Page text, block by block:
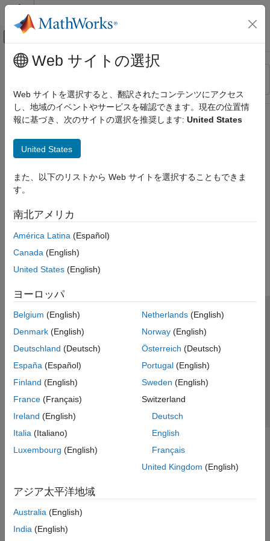
コンテンツへスキップ
オフキャンバス ナビゲーション メ
リソース
ステータス
メインコンテンツ
Web サイトの選択
Web サイトを選択すると、翻訳されたコンテンツにアクセス
し、地域のイベントやサービスを確認できます。現在の位置情
報に基づき、次のサイトの選択を推奨します: United States
United States
また、以下のリストから Web サイトを選択することもできま
す。
南北アメリカ
América Latina (Español)
Canada (English)
United States (English)
ヨーロッパ
Belgium (English)
Denmark (English)
Deutschland (Deutsch)
España (Español)
Finland (English)
France (Français)
Ireland (English)
Italia (Italiano)
Luxembourg (English)
Netherlands(English)
Norway(English)
Österreich (Deutsch)
Portugal(English)
Sweden (English)
Switzerland
Deutsch
English
Français
United Kingdom (English)
アジア太平洋地域
Australia (English)
India (English)
トラストセンター
プライバシー ポリシー
違法コピー防止
アプリケーション ステータス
© 1994-2026 The MathWorks, Inc.